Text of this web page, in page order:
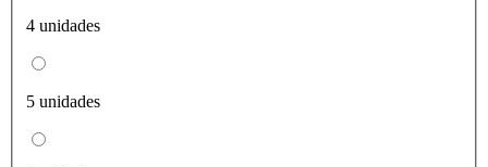
4 unidades
5 unidades